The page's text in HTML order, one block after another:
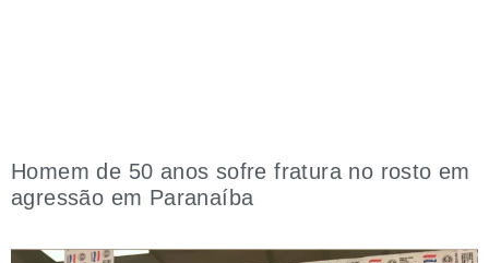
Homem de 50 anos sofre fratura no rosto em
agressão em Paranaíba